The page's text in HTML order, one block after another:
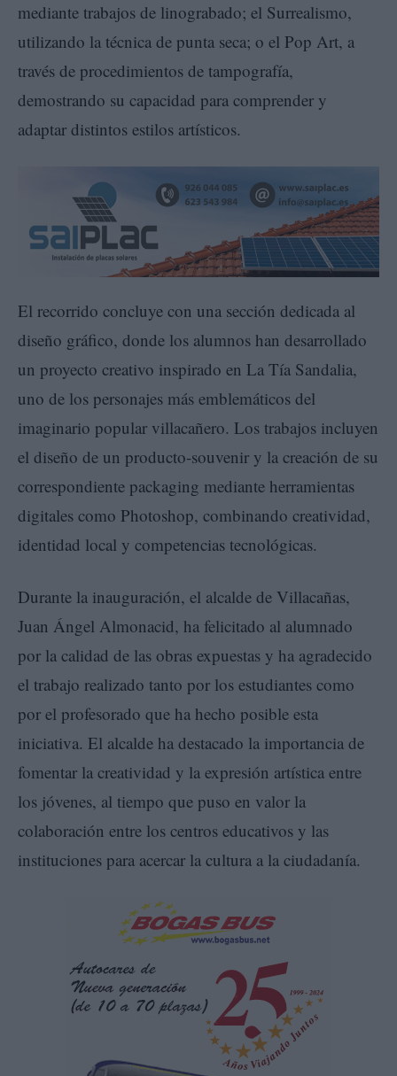
mediante trabajos de linograbado; el Surrealismo,
utilizando la técnica de punta seca; o el Pop Art, a
través de procedimientos de tampografía,
demostrando su capacidad para comprender y
adaptar distintos estilos artísticos.
El recorrido concluye con una sección dedicada al
diseño gráfico, donde los alumnos han desarrollado
un proyecto creativo inspirado en La Tía Sandalia,
uno de los personajes más emblemáticos del
imaginario popular villacañero. Los trabajos incluyen
el diseño de un producto-souvenir y la creación de su
correspondiente packaging mediante herramientas
digitales como Photoshop, combinando creatividad,
identidad local y competencias tecnológicas.
Durante la inauguración, el alcalde de Villacañas,
Juan Ángel Almonacid, ha felicitado al alumnado
por la calidad de las obras expuestas y ha agradecido
el trabajo realizado tanto por los estudiantes como
por el profesorado que ha hecho posible esta
iniciativa. El alcalde ha destacado la importancia de
fomentar la creatividad y la expresión artística entre
los jóvenes, al tiempo que puso en valor la
colaboración entre los centros educativos y las
instituciones para acercar la cultura a la ciudadanía.